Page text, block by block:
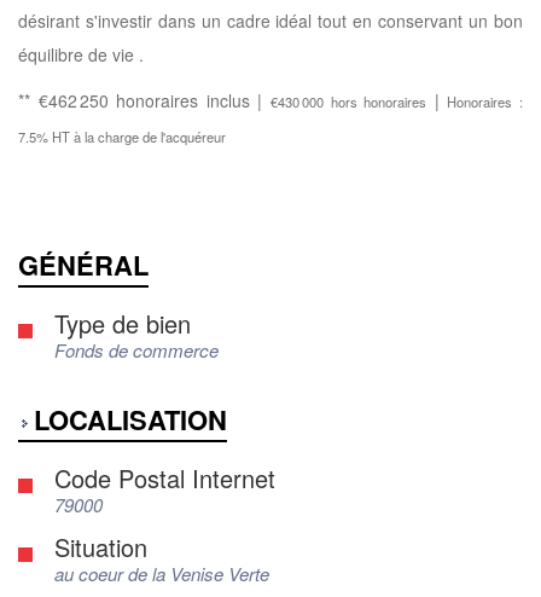
désirant s'investir dans un cadre idéal tout en conservant un bon
équilibre de vie .
** €462 250 honoraires inclus |€430 000 hors honoraires | Honoraires :
7.5% HT à la charge de l'acquéreur
GÉNÉRAL
Type de bien
Fonds de commerce
LOCALISATION
Code Postal Internet
79000
Situation
au coeur de la Venise Verte